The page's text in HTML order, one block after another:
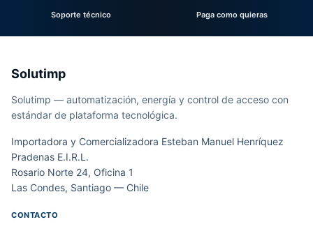
Soporte técnico Paga como quieras
Solutimp
Solutimp — automatización, energía y control de acceso con
estándar de plataforma tecnológica.
Importadora y Comercializadora Esteban Manuel Henríquez
Pradenas E.I.R.L.
Rosario Norte 24, Oficina 1
Las Condes, Santiago — Chile
CONTACTO